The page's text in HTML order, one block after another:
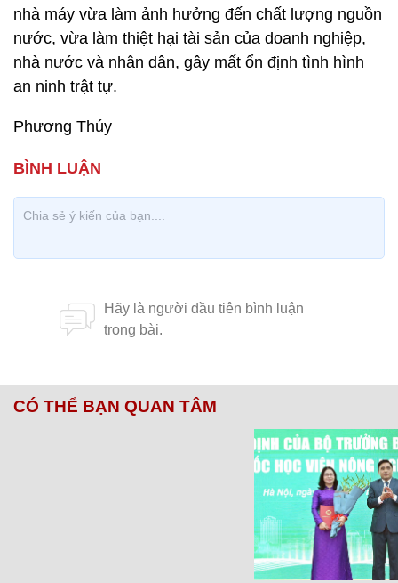
nhà máy vừa làm ảnh hưởng đến chất lượng nguồn
nước, vừa làm thiệt hại tài sản của doanh nghiệp,
nhà nước và nhân dân, gây mất ổn định tình hình
an ninh trật tự.
Phương Thúy
CÓ THỂ BẠN QUAN TÂM